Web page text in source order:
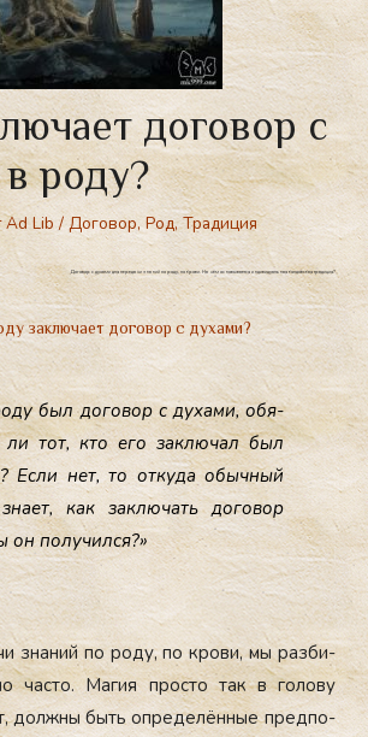
договор с
роду?
Ad Lib/Договор,Род,Традиция
Договор с духами для передачи знаний по роду, по крови. На чём основывается индивидуальная колдовская традиция?
заключает договор с духами?
был до­говор с ду­хами, обя­
ли тот, кто его зак­лю­чал был
Ес­ли нет, то от­ку­да обыч­ный
как зак­лю­чать до­говор
он по­лучил­ся?»
зна­ний по ро­ду, по кро­ви, мы раз­би­
час­то. Ма­гия прос­то так в го­лову
дол­жны быть оп­ре­делён­ные пред­по­